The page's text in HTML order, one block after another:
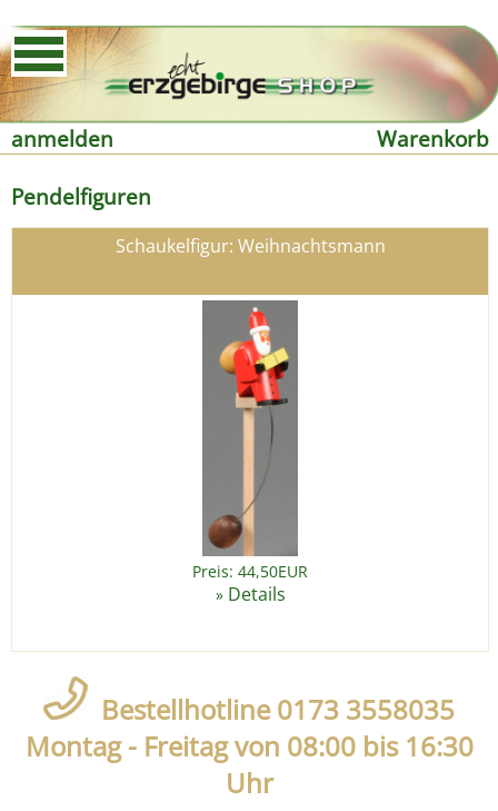
anmelden
Warenkorb
Pendelfiguren
Schaukelfigur: Weihnachtsmann
Preis: 44,50EUR
» Details
Bestellhotline 0173 3558035
Montag - Freitag von 08:00 bis 16:30
Uhr